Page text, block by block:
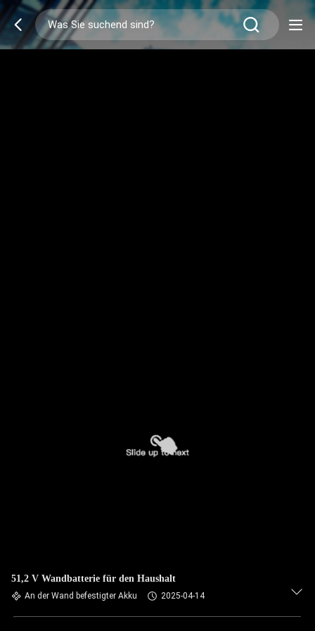
51,2 V Wandbatterie für den Haushalt
An der Wand befestigter Akku 2025-04-14